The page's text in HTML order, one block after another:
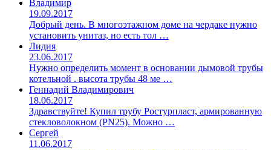
Владимир
19.09.2017
Добрый день. В многоэтажном доме на чердаке нужно
установить унитаз, но есть тол …
Лидия
23.06.2017
Нужно определить момент в основании дымовой трубы
котельной . высота трубы 48 ме …
Геннадий Владимирович
18.06.2017
Здравствуйте! Купил трубу Ростурпласт, армированную
стекловолокном (PN25). Можно …
Сергей
11.06.2017